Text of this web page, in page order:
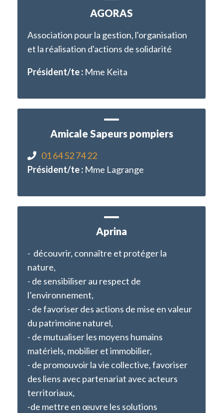
AGORAS
Association pour la gestion, l'organisation
et la réalisation d'actions de solidarité
Président/te : Mme Keita
Amicale Sapeurs pompiers
01 64 52 74 22
Président/te : Mme Lagrange
Aprina
- découvrir, connaître et protéger la
nature,
- de sensibiliser au respect de
l’environnement,
- de favoriser des actions de mise en valeur
du patrimoine naturel,
- de mutualiser les moyens humains
matériels, mobilier et immobilier,
- de promouvoir la vie collective, favoriser
des liens avec partenariat avec acteurs
territoriaux,
-de mettre en œuvre les solutions